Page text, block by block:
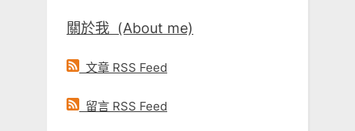
關於我 (About me)
文章 RSS Feed
留言 RSS Feed